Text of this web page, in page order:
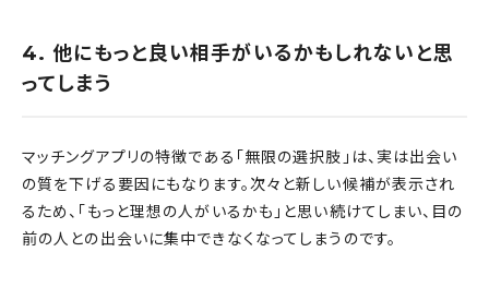
4. 他にもっと良い相手がいるかもしれないと思
ってしまう
マッチングアプリの特徴である「無限の選択肢」は、実は出会い
の質を下げる要因にもなります。次々と新しい候補が表示され
るため、「もっと理想の人がいるかも」と思い続けてしまい、目の
前の人との出会いに集中できなくなってしまうのです。